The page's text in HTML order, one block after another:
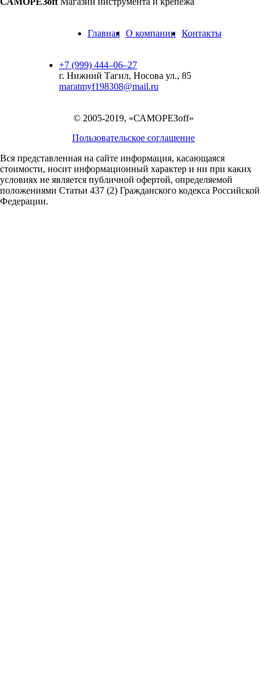
Главная О компании Контакты
+7 (999) 444‒06‒27
г. Нижний Тагил, Носова ул., 85
maratmyf198308@mail.ru
© 2005-2019, «САМОРЕЗoff»
Пользовательское соглашение
Вся представленная на сайте информация, касающаяся
стоимости, носит информационный характер и ни при каких
условиях не является публичной офертой, определяемой
положениями Статьи 437 (2) Гражданского кодекса Российской
Федерации.